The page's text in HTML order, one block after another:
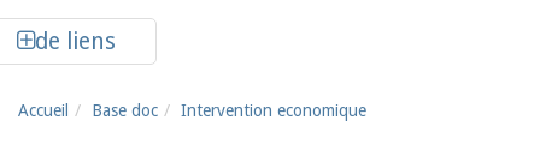
de liens
Accueil Base doc Intervention economique